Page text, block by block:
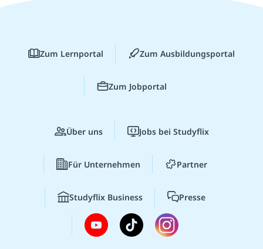
Zum Lernportal Zum Ausbildungsportal
Zum Jobportal
Über uns Jobs bei Studyflix
Für Unternehmen Partner
Studyflix Business Presse